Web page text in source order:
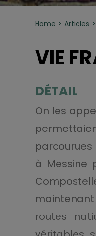
Home Articles
VIE
DÉTAIL
On les
parcourues
à Messine
routes